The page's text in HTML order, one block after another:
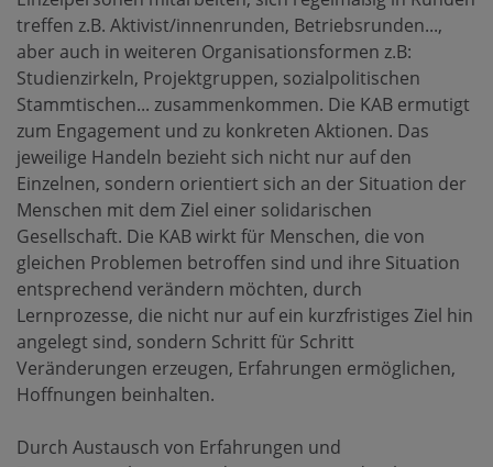
treffen z.B. Aktivist/innenrunden, Betriebsrunden...,
aber auch in weiteren Organisationsformen z.B:
Studienzirkeln, Projektgruppen, sozialpolitischen
Stammtischen... zusammenkommen. Die KAB ermutigt
zum Engagement und zu konkreten Aktionen. Das
jeweilige Handeln bezieht sich nicht nur auf den
Einzelnen, sondern orientiert sich an der Situation der
Menschen mit dem Ziel einer solidarischen
Gesellschaft. Die KAB wirkt für Menschen, die von
gleichen Problemen betroffen sind und ihre Situation
entsprechend verändern möchten, durch
Lernprozesse, die nicht nur auf ein kurzfristiges Ziel hin
angelegt sind, sondern Schritt für Schritt
Veränderungen erzeugen, Erfahrungen ermöglichen,
Hoffnungen beinhalten.
Durch Austausch von Erfahrungen und